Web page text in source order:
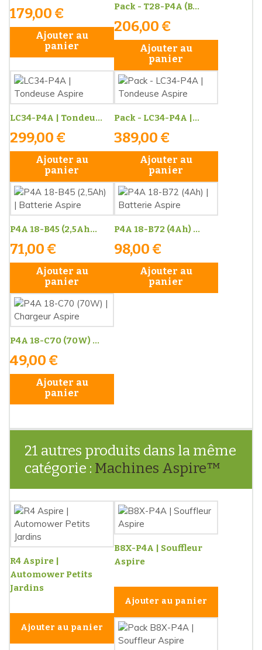
179,00 €
Ajouter au
panier
Pack - T28-P4A (B...
206,00 €
Ajouter au
panier
LC34-P4A | Tondeu...
299,00 €
Ajouter au
panier
Pack - LC34-P4A |...
389,00 €
Ajouter au
panier
P4A 18-B45 (2,5Ah...
71,00 €
Ajouter au
panier
P4A 18-B72 (4Ah) ...
98,00 €
Ajouter au
panier
P4A 18-C70 (70W) ...
49,00 €
Ajouter au
panier
21 autres produits dans la même
catégorie :
Machines Aspire™
R4 Aspire |
Automower Petits
Jardins
Ajouter au panier
B8X-P4A | Souffleur
Aspire
Ajouter au panier